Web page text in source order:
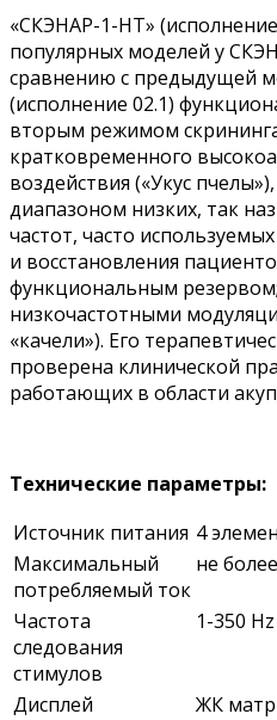
«СКЭНАР-1-НТ»
популярных моделей у
сравнению с предыдущей
(исполнение 02.1)
вторым режимом
кратковременного
воздействия («Укус
диапазоном низких, так
частот, часто
и восстановления
функциональным
низкочастотными
«качели»). Его
проверена клинической
работающих в области
Технические параметры:
Источник питания 4
Максимальный
потребляемый ток
не
Частота
следования
стимулов
1-350 Hz
Дисплей
ЖК